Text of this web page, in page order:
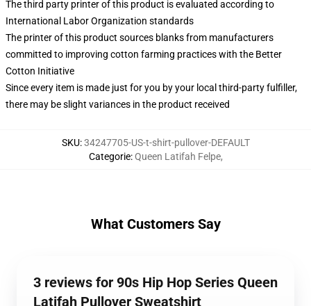
The third party printer of this product is evaluated according to
International Labor Organization standards
The printer of this product sources blanks from manufacturers
committed to improving cotton farming practices with the Better
Cotton Initiative
Since every item is made just for you by your local third-party fulfiller,
there may be slight variances in the product received
SKU:34247705-US-t-shirt-pullover-DEFAULT
Categorie:Queen Latifah Felpe,
What Customers Say
3 reviews for 90s Hip Hop Series Queen
Latifah Pullover Sweatshirt